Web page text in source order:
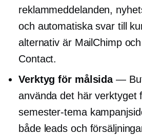
reklammeddelanden,
och automatiska svar till
alternativ är MailChimp
Contact.
Verktyg för målsida—
använda det här verktyget
semester-tema
både leads och